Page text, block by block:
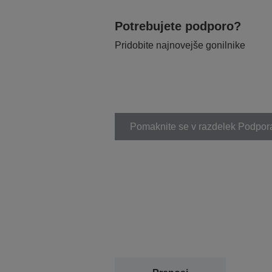
Potrebujete podporo?
Pridobite najnovejše gonilnike
Pomaknite se v razdelek